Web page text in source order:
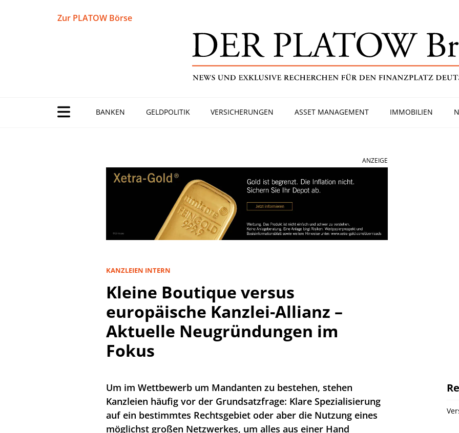
Zur PLATOW Börse
BANKEN GELDPOLITIK VERSICHERUNGEN ASSET MANAGEMENT IMMOBILIEN
ANZEIGE
KANZLEIEN INTERN
Kleine Boutique versus
europäische Kanzlei-Allianz –
Aktuelle Neugründungen im
Fokus
Um im Wettbewerb um Mandanten zu bestehen, stehen
Kanzleien häufig vor der Grundsatzfrage: Klare Spezialisierung
auf ein bestimmtes Rechtsgebiet oder aber die Nutzung eines
möglichst großen Netzwerkes, um alles aus einer Hand